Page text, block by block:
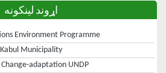
اړوند لینکونه
Environment Programme
Kabul Municipality
adaptation UNDP